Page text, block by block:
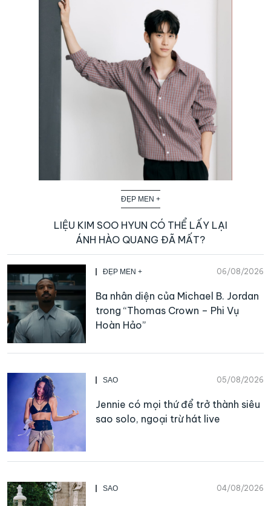
ĐẸP MEN +
LIỆU KIM SOO HYUN CÓ THỂ LẤY LẠI
ÁNH HÀO QUANG ĐÃ MẤT?
ĐẸP MEN + 06/08/2026
Ba nhân diện của Michael B. Jordan
trong “Thomas Crown – Phi Vụ
Hoàn Hảo”
SAO 05/08/2026
Jennie có mọi thứ để trở thành siêu
sao solo, ngoại trừ hát live
SAO 04/08/2026